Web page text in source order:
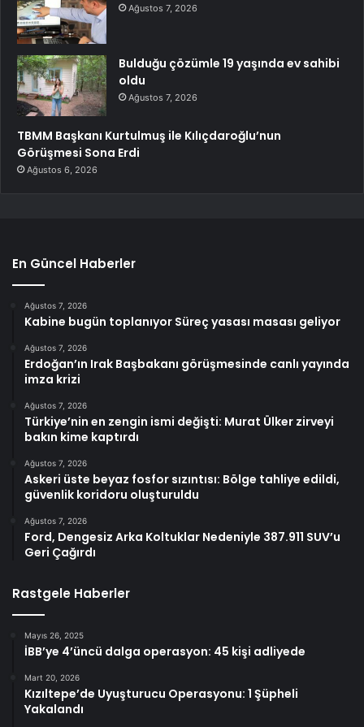
Ağustos 7, 2026
Bulduğu çözümle 19 yaşında ev sahibi
oldu
Ağustos 7, 2026
TBMM Başkanı Kurtulmuş ile Kılıçdaroğlu’nun
Görüşmesi Sona Erdi
Ağustos 6, 2026
En Güncel Haberler
Ağustos 7, 2026
Kabine bugün toplanıyor Süreç yasası masası geliyor
Ağustos 7, 2026
Erdoğan’ın Irak Başbakanı görüşmesinde canlı yayında
imza krizi
Ağustos 7, 2026
Türkiye’nin en zengin ismi değişti: Murat Ülker zirveyi
bakın kime kaptırdı
Ağustos 7, 2026
Askeri üste beyaz fosfor sızıntısı: Bölge tahliye edildi,
güvenlik koridoru oluşturuldu
Ağustos 7, 2026
Ford, Dengesiz Arka Koltuklar Nedeniyle 387.911 SUV’u
Geri Çağırdı
Rastgele Haberler
Mayıs 26, 2025
İBB’ye 4’üncü dalga operasyon: 45 kişi adliyede
Mart 20, 2026
Kızıltepe’de Uyuşturucu Operasyonu: 1 Şüpheli
Yakalandı